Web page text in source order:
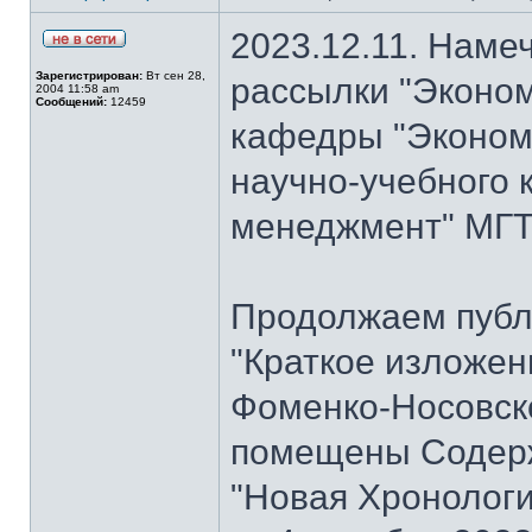
Зарегистрирован: Вт сен 28,
2004 11:58 am
Сообщений: 12459
2023.12.11.
рассылки
кафедры
научно-
менеджмент"
Продолжаем
"Краткое
Фоменко-
помещены
"Новая